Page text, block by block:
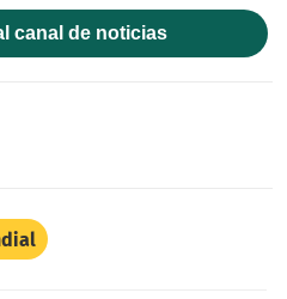
canal de noticias